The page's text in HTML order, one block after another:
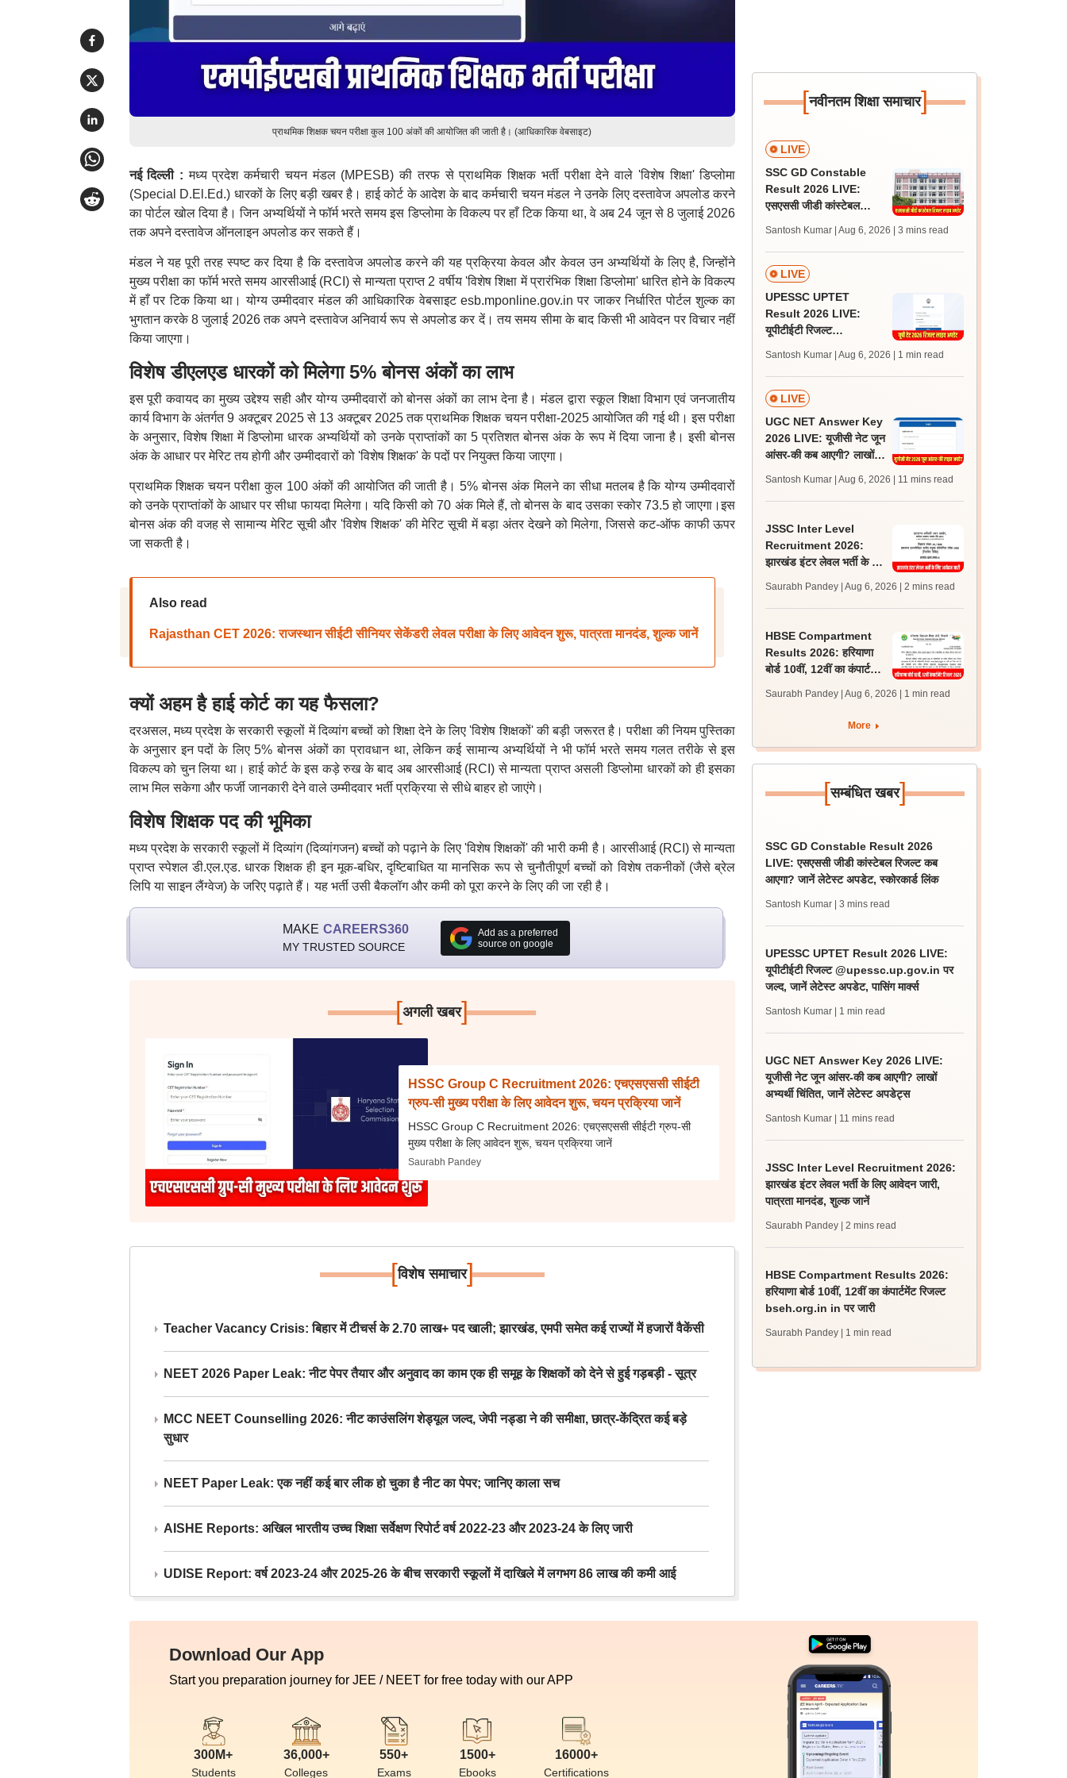
प्राथमिक शिक्षक चयन परीक्षा कुल 100 अंकों की आयोजित की जाती है। (आधिकारिक वेबसाइट)
नई दिल्ली :मध्य प्रदेश कर्मचारी चयन मंडल (MPESB) की तरफ से प्राथमिक शिक्षक भर्ती परीक्षा देने वाले 'विशेष शिक्षा' डिप्लोमा
(Special D.El.Ed.) धारकों के लिए बड़ी खबर है। हाई कोर्ट के आदेश के बाद कर्मचारी चयन मंडल ने उनके लिए दस्तावेज अपलोड करने
का पोर्टल खोल दिया है। जिन अभ्यर्थियों ने फॉर्म भरते समय इस डिप्लोमा के विकल्प पर हाँ टिक किया था, वे अब 24 जून से 8 जुलाई 2026
तक अपने दस्तावेज ऑनलाइन अपलोड कर सकते हैं।
मंडल ने यह पूरी तरह स्पष्ट कर दिया है कि दस्तावेज अपलोड करने की यह प्रक्रिया केवल और केवल उन अभ्यर्थियों के लिए है, जिन्होंने
मुख्य परीक्षा का फॉर्म भरते समय आरसीआई (RCI) से मान्यता प्राप्त 2 वर्षीय 'विशेष शिक्षा में प्रारंभिक शिक्षा डिप्लोमा' धारित होने के विकल्प
में हाँ पर टिक किया था। योग्य उम्मीदवार मंडल की आधिकारिक वेबसाइट esb.mponline.gov.in पर जाकर निर्धारित पोर्टल शुल्क का
भुगतान करके 8 जुलाई 2026 तक अपने दस्तावेज अनिवार्य रूप से अपलोड कर दें। तय समय सीमा के बाद किसी भी आवेदन पर विचार नहीं
किया जाएगा।
विशेष डीएलएड धारकों को मिलेगा 5% बोनस अंकों का लाभ
इस पूरी कवायद का मुख्य उद्देश्य सही और योग्य उम्मीदवारों को बोनस अंकों का लाभ देना है। मंडल द्वारा स्कूल शिक्षा विभाग एवं जनजातीय
कार्य विभाग के अंतर्गत 9 अक्टूबर 2025 से 13 अक्टूबर 2025 तक प्राथमिक शिक्षक चयन परीक्षा-2025 आयोजित की गई थी। इस परीक्षा
के अनुसार, विशेष शिक्षा में डिप्लोमा धारक अभ्यर्थियों को उनके प्राप्तांकों का 5 प्रतिशत बोनस अंक के रूप में दिया जाना है। इसी बोनस
अंक के आधार पर मेरिट तय होगी और उम्मीदवारों को 'विशेष शिक्षक' के पदों पर नियुक्त किया जाएगा।
प्राथमिक शिक्षक चयन परीक्षा कुल 100 अंकों की आयोजित की जाती है। 5% बोनस अंक मिलने का सीधा मतलब है कि योग्य उम्मीदवारों
को उनके प्राप्तांकों के आधार पर सीधा फायदा मिलेगा। यदि किसी को 70 अंक मिले हैं, तो बोनस के बाद उसका स्कोर 73.5 हो जाएगा।इस
बोनस अंक की वजह से सामान्य मेरिट सूची और 'विशेष शिक्षक' की मेरिट सूची में बड़ा अंतर देखने को मिलेगा, जिससे कट-ऑफ काफी ऊपर
जा सकती है।
Also read
Rajasthan CET 2026: राजस्थान सीईटी सीनियर सेकेंडरी लेवल परीक्षा के लिए आवेदन शुरू, पात्रता मानदंड, शुल्क जानें
क्यों अहम है हाई कोर्ट का यह फैसला?
दरअसल, मध्य प्रदेश के सरकारी स्कूलों में दिव्यांग बच्चों को शिक्षा देने के लिए 'विशेष शिक्षकों' की बड़ी जरूरत है। परीक्षा की नियम पुस्तिका
के अनुसार इन पदों के लिए 5% बोनस अंकों का प्रावधान था, लेकिन कई सामान्य अभ्यर्थियों ने भी फॉर्म भरते समय गलत तरीके से इस
विकल्प को चुन लिया था। हाई कोर्ट के इस कड़े रुख के बाद अब आरसीआई (RCI) से मान्यता प्राप्त असली डिप्लोमा धारकों को ही इसका
लाभ मिल सकेगा और फर्जी जानकारी देने वाले उम्मीदवार भर्ती प्रक्रिया से सीधे बाहर हो जाएंगे।
विशेष शिक्षक पद की भूमिका
मध्य प्रदेश के सरकारी स्कूलों में दिव्यांग (दिव्यांगजन) बच्चों को पढ़ाने के लिए 'विशेष शिक्षकों' की भारी कमी है। आरसीआई (RCI) से मान्यता
प्राप्त स्पेशल डी.एल.एड. धारक शिक्षक ही इन मूक-बधिर, दृष्टिबाधित या मानसिक रूप से चुनौतीपूर्ण बच्चों को विशेष तकनीकों (जैसे ब्रेल
लिपि या साइन लैंग्वेज) के जरिए पढ़ाते हैं। यह भर्ती उसी बैकलॉग और कमी को पूरा करने के लिए की जा रही है।
MAKE CAREERS360
MY TRUSTED SOURCE
Add as a preferred
source on google
[अगली खबर]
HSSC Group C Recruitment 2026: एचएसएससी सीईटी
ग्रुप-सी मुख्य परीक्षा के लिए आवेदन शुरू, चयन प्रक्रिया जानें
HSSC Group C Recruitment 2026: एचएसएससी सीईटी ग्रुप-सी
मुख्य परीक्षा के लिए आवेदन शुरू, चयन प्रक्रिया जानें
Saurabh Pandey
[विशेष समाचार]
Teacher Vacancy Crisis: बिहार में टीचर्स के 2.70 लाख+ पद खाली; झारखंड, एमपी समेत कई राज्यों में हजारों वैकेंसी
NEET 2026 Paper Leak: नीट पेपर तैयार और अनुवाद का काम एक ही समूह के शिक्षकों को देने से हुई गड़बड़ी - सूत्र
MCC NEET Counselling 2026: नीट काउंसलिंग शेड्यूल जल्द, जेपी नड्डा ने की समीक्षा, छात्र-केंद्रित कई बड़े
सुधार
NEET Paper Leak: एक नहीं कई बार लीक हो चुका है नीट का पेपर; जानिए काला सच
AISHE Reports: अखिल भारतीय उच्च शिक्षा सर्वेक्षण रिपोर्ट वर्ष 2022-23 और 2023-24 के लिए जारी
UDISE Report: वर्ष 2023-24 और 2025-26 के बीच सरकारी स्कूलों में दाखिले में लगभग 86 लाख की कमी आई
[नवीनतम शिक्षा समाचार]
LIVE
SSC GD Constable
Result 2026 LIVE:
एसएससी जीडी कांस्टेबल
लेटेस्ट अपडेट, स्कोरकार्ड लिंक
Santosh Kumar | Aug 6, 2026 | 3 mins read
LIVE
UPESSC UPTET
Result 2026 LIVE:
यूपीटीईटी रिजल्ट
जल्द, जानें लेटेस्ट अपडेट,
पासिंग मार्क्स
Santosh Kumar | Aug 6, 2026 | 1 min read
LIVE
UGC NET Answer Key
2026 LIVE: यूजीसी नेट जून
आंसर-की कब आएगी? लाखों
Santosh Kumar | Aug 6, 2026 | 11 mins read
JSSC Inter Level
Recruitment 2026:
झारखंड इंटर लेवल भर्ती के लिए
Saurabh Pandey | Aug 6, 2026 | 2 mins read
HBSE Compartment
Results 2026: हरियाणा
बोर्ड 10वीं, 12वीं का कंपार्टमेंट
Saurabh Pandey | Aug 6, 2026 | 1 min read
More
[सम्बंधित खबर]
SSC GD Constable Result 2026
LIVE: एसएससी जीडी कांस्टेबल रिजल्ट कब
आएगा? जानें लेटेस्ट अपडेट, स्कोरकार्ड लिंक
Santosh Kumar | 3 mins read
UPESSC UPTET Result 2026 LIVE:
यूपीटीईटी रिजल्ट @upessc.up.gov.in पर
जल्द, जानें लेटेस्ट अपडेट, पासिंग मार्क्स
Santosh Kumar | 1 min read
UGC NET Answer Key 2026 LIVE:
यूजीसी नेट जून आंसर-की कब आएगी? लाखों
अभ्यर्थी चिंतित, जानें लेटेस्ट अपडेट्स
Santosh Kumar | 11 mins read
JSSC Inter Level Recruitment 2026:
झारखंड इंटर लेवल भर्ती के लिए आवेदन जारी,
पात्रता मानदंड, शुल्क जानें
Saurabh Pandey | 2 mins read
HBSE Compartment Results 2026:
हरियाणा बोर्ड 10वीं, 12वीं का कंपार्टमेंट रिजल्ट
bseh.org.in in पर जारी
Saurabh Pandey | 1 min read
Download Our App
Start you preparation journey for JEE / NEET for free today with our APP
300M+
Students
36,000+
Colleges
550+
Exams
1500+
Ebooks
16000+
Certifications